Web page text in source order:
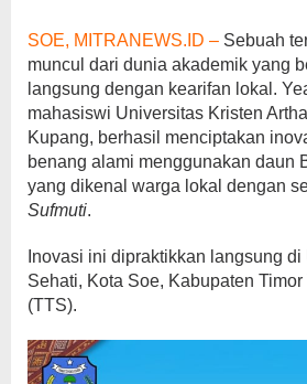
SOE, MITRANEWS.ID – Sebuah
muncul dari dunia akademik yang
langsung dengan kearifan lokal.
mahasiswi Universitas Kristen
Kupang, berhasil menciptakan
benang alami menggunakan daun
yang dikenal warga lokal dengan
Sufmuti.
Inovasi ini dipraktikkan langsung di
Sehati, Kota Soe, Kabupaten
(TTS).